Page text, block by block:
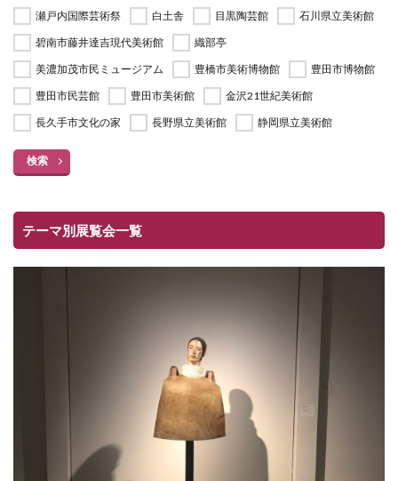
瀬戸内国際芸術祭
白土舎 目黒陶芸館
石川県立美術館
碧南市藤井達吉現代美術館
織部亭
美濃加茂市民ミュージアム
豊橋市美術博物館
豊田市博物館
豊田市民芸館
豊田市美術館
金沢21世紀美術館
長久手市文化の家
長野県立美術館 静岡県立美術館
検索
テーマ別展覧会一覧